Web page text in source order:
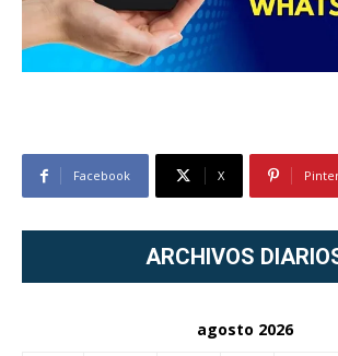
Facebook X
ARCHIVOS
agosto 2026